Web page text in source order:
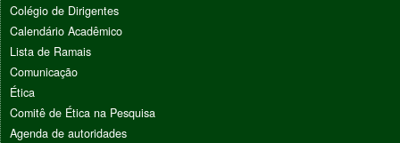
Colégio de Dirigentes
Calendário Acadêmico
Lista de Ramais
Comunicação
Ética
Comitê de Ética na Pesquisa
Agenda de autoridades